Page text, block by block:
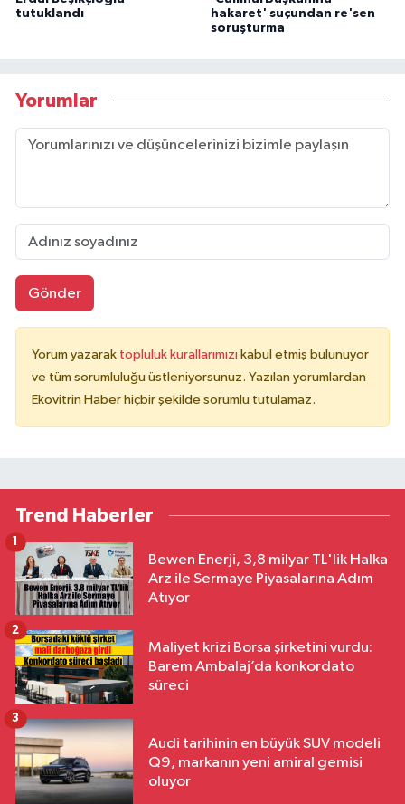
tutuklandı
hakaret' suçundan re'sen
soruşturma
Yorumlar
Gönder
Yorum yazarak topluluk kurallarımızı kabul etmiş bulunuyor
ve tüm sorumluluğu üstleniyorsunuz. Yazılan yorumlardan
Ekovitrin Haber hiçbir şekilde sorumlu tutulamaz.
Trend Haberler
Bewen Enerji, 3,8 milyar TL'lik Halka
Arz ile Sermaye Piyasalarına Adım
Atıyor
1
Maliyet krizi Borsa şirketini vurdu:
Barem Ambalaj’da konkordato
süreci
2
Audi tarihinin en büyük SUV modeli
Q9, markanın yeni amiral gemisi
oluyor
3